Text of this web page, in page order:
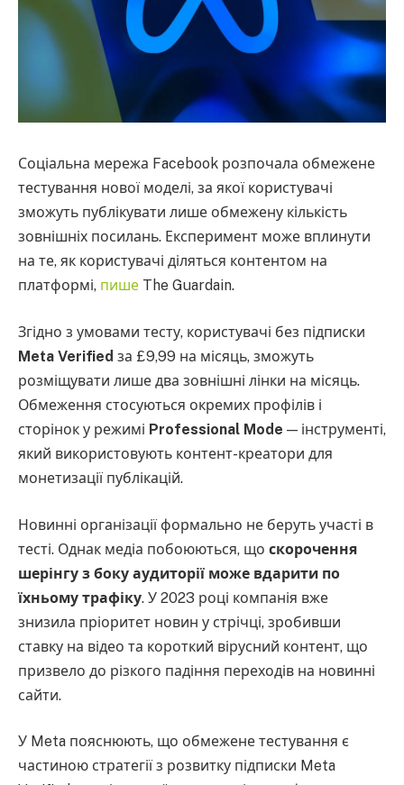
Соціальна мережа Facebook розпочала обмежене
тестування нової моделі, за якої користувачі
зможуть публікувати лише обмежену кількість
зовнішніх посилань. Експеримент може вплинути
на те, як користувачі діляться контентом на
платформі, пише The Guardain.
Згідно з умовами тесту, користувачі без підписки
Meta Verified за £9,99 на місяць, зможуть
розміщувати лише два зовнішні лінки на місяць.
Обмеження стосуються окремих профілів і
сторінок у режимі Professional Mode — інструменті,
який використовують контент-креатори для
монетизації публікацій.
Новинні організації формально не беруть участі в
тесті. Однак медіа побоюються, що скорочення
шерінгу з боку аудиторії може вдарити по
їхньому трафіку. У 2023 році компанія вже
знизила пріоритет новин у стрічці, зробивши
ставку на відео та короткий вірусний контент, що
призвело до різкого падіння переходів на новинні
сайти.
У Meta пояснюють, що обмежене тестування є
частиною стратегії з розвитку підписки Meta